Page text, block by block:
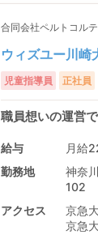
合同会社ペルトコルテ
ウィズユー川崎
児童指導員 正社員
職員想いの運営
給与
月給
勤務地
神奈
102
アクセス
京急
京急